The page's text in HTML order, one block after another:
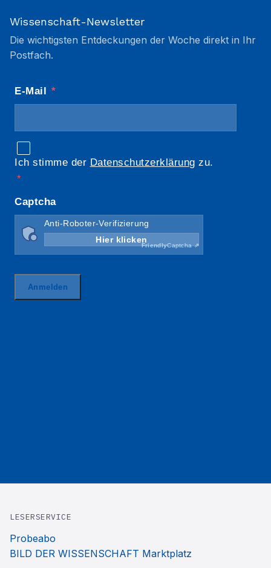
Wissenschaft-Newsletter
Die wichtigsten Entdeckungen der Woche direkt in Ihr
Postfach.
LESERSERVICE
Probeabo
BILD DER WISSENSCHAFT Marktplatz